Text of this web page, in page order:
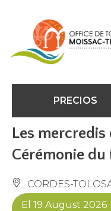
PRECIOS
Les mercredis
Cérémonie du
CORDES-
El 19 August 2026